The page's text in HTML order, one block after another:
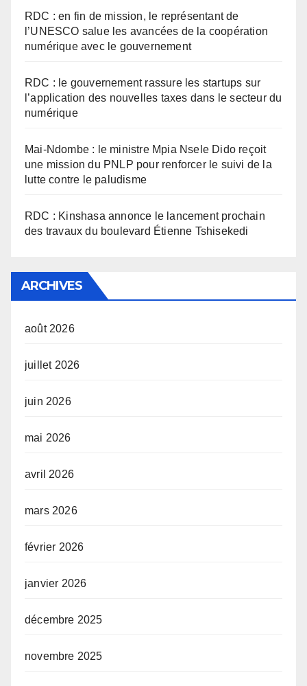
RDC : en fin de mission, le représentant de
l’UNESCO salue les avancées de la coopération
numérique avec le gouvernement
RDC : le gouvernement rassure les startups sur
l’application des nouvelles taxes dans le secteur du
numérique
Mai-Ndombe : le ministre Mpia Nsele Dido reçoit
une mission du PNLP pour renforcer le suivi de la
lutte contre le paludisme
RDC : Kinshasa annonce le lancement prochain
des travaux du boulevard Étienne Tshisekedi
ARCHIVES
août 2026
juillet 2026
juin 2026
mai 2026
avril 2026
mars 2026
février 2026
janvier 2026
décembre 2025
novembre 2025